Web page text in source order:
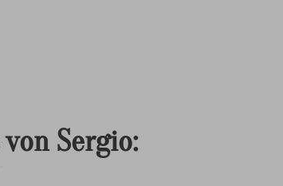
von Sergio: